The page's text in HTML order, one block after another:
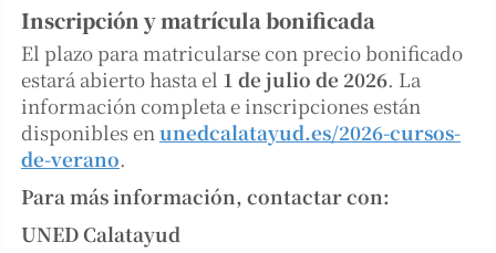
Inscripción y matrícula bonificada
El plazo para matricularse con precio bonificado
estará abierto hasta el 1 de julio de 2026. La
información completa e inscripciones están
disponibles en unedcalatayud.es/2026-cursos-
de-verano.
Para más información, contactar con:
UNED Calatayud